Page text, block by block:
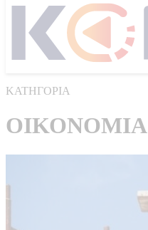
ΚΑΤΗΓΟΡΙΑ
ΟΙΚΟΝΟΜΙΑ